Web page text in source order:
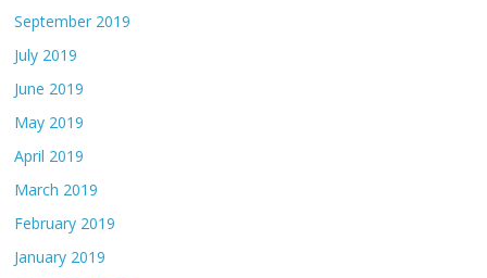
September 2019
July 2019
June 2019
May 2019
April 2019
March 2019
February 2019
January 2019